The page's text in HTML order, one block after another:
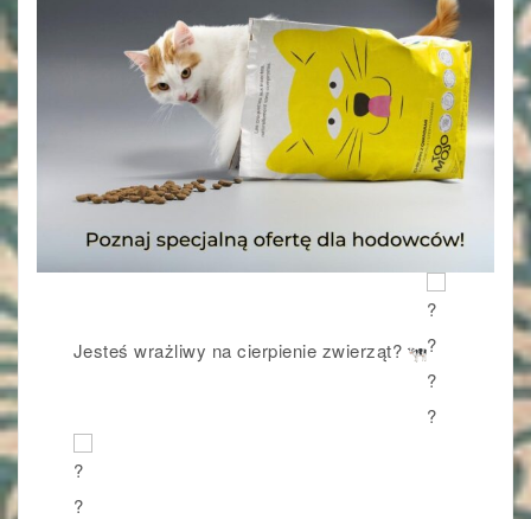
Jesteś wrażliwy na cierpienie zwierząt?